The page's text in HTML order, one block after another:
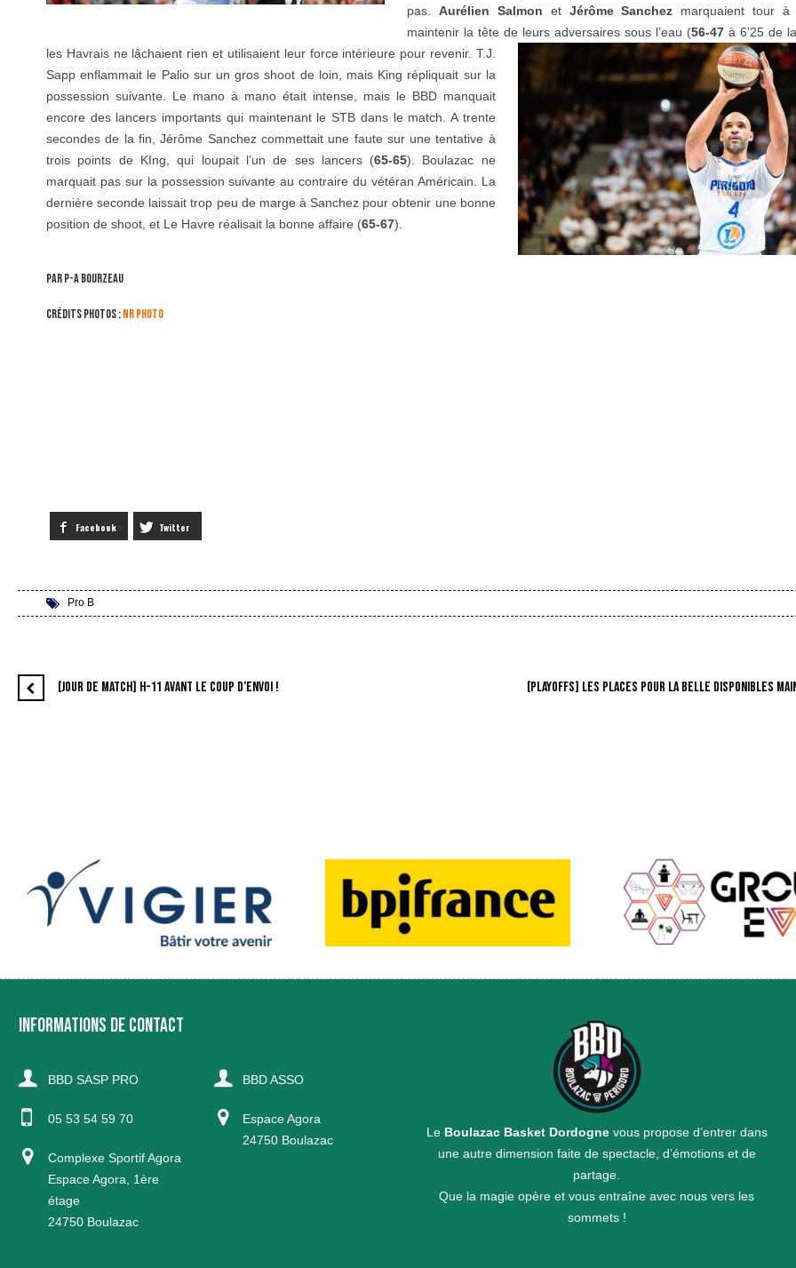
pas. Aurélien Salmon et Jérôme Sanchez marquaient tour à
maintenir la tête de leurs adversaires sous l’eau (56-47à 6’25 de
les Havrais ne lâchaient rien et utilisaient leur force intérieure pour revenir. T.J.
Sapp enflammait le Palio sur un gros shoot de loin, mais King répliquait sur la
possession suivante. Le mano à mano était intense, mais le BBD manquait
encore des lancers importants qui maintenant le STB dans le match. A trente
secondes de la fin, Jérôme Sanchez commettait une faute sur une tentative à
trois points de KIng, qui loupait l’un de ses lancers (65-65). Boulazac ne
marquait pas sur la possession suivante au contraire du vétéran Américain. La
dernière seconde laissait trop peu de marge à Sanchez pour obtenir une bonne
position de shoot, et Le Havre réalisait la bonne affaire (65-67).
Par P-A Bourzeau
Crédits photos :NR Photo
Facebook Twitter
Pro B
[PLAYOFFS] LES PLACES POUR LA BELLE DISPONIBLES
[JOUR DE MATCH] H-11 AVANT LE COUP D’ENVOI !
INFORMATIONS DE CONTACT
BBD SASP PRO
05 53 54 59 70
Complexe Sportif Agora
Espace Agora, 1ère
étage
24750 Boulazac
BBD ASSO
Espace Agora
24750 Boulazac
Le Boulazac Basket Dordognevous propose d’entrer dans
une autre dimension faite de spectacle, d’émotions et de
partage.
Que la magie opère et vous entraîne avec nous vers les
sommets !